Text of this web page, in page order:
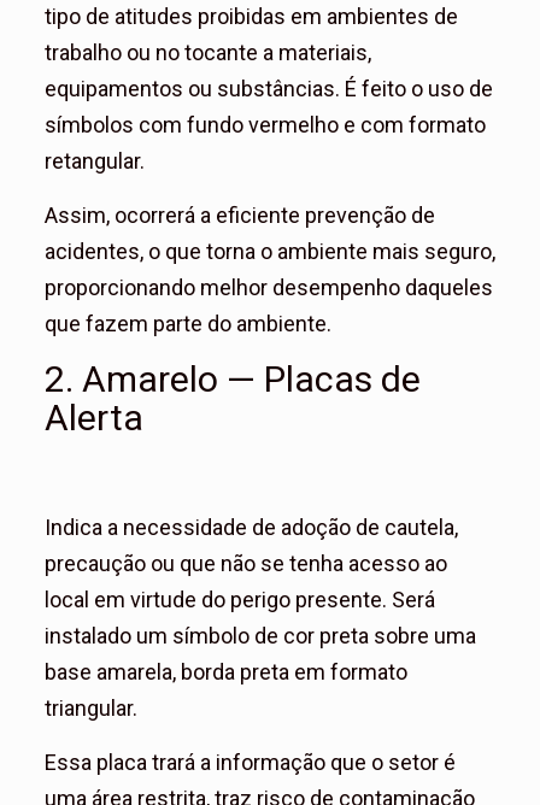
tipo de atitudes proibidas em ambientes de
trabalho ou no tocante a materiais,
equipamentos ou substâncias. É feito o uso de
símbolos com fundo vermelho e com formato
retangular.
Assim, ocorrerá a eficiente prevenção de
acidentes, o que torna o ambiente mais seguro,
proporcionando melhor desempenho daqueles
que fazem parte do ambiente.
2. Amarelo — Placas de
Alerta
Indica a necessidade de adoção de cautela,
precaução ou que não se tenha acesso ao
local em virtude do perigo presente. Será
instalado um símbolo de cor preta sobre uma
base amarela, borda preta em formato
triangular.
Essa placa trará a informação que o setor é
uma área restrita, traz risco de contaminação